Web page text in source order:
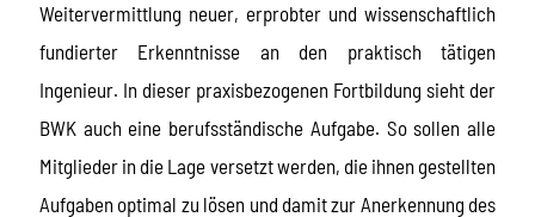
Weitervermittlung neuer, erprobter und wissenschaftlich
fundierter Erkenntnisse an den praktisch tätigen
Ingenieur. In dieser praxisbezogenen Fortbildung sieht der
BWK auch eine berufsständische Aufgabe. So sollen alle
Mitglieder in die Lage versetzt werden, die ihnen gestellten
Aufgaben optimal zu lösen und damit zur Anerkennung des